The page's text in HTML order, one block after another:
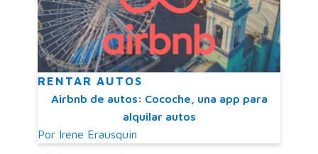
RENTAR AUTOS
Airbnb de autos: Cocoche, una app para
alquilar autos
Por Irene Erausquin